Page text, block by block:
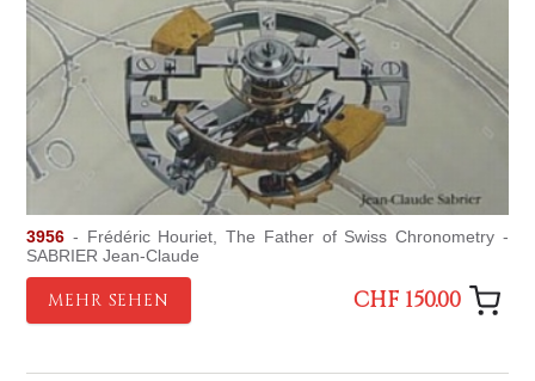
3956 - Frédéric Houriet, The Father of Swiss Chronometry -
SABRIER Jean-Claude
MEHR SEHEN CHF 150.00